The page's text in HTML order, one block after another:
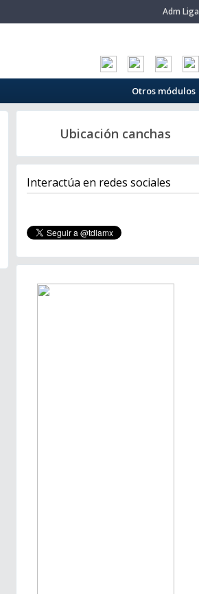
Adm Liga
Otros módulos
Ubicación canchas
Interactúa en redes sociales